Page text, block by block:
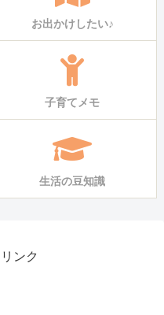
お出かけしたい♪
子育てメモ
生活の豆知識
ンク